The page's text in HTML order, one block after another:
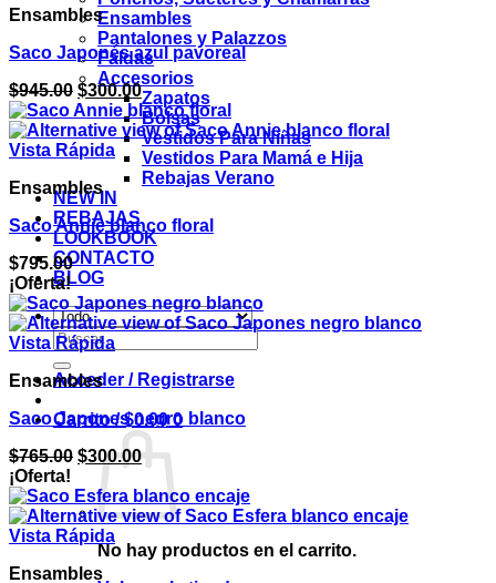
Ensambles
Pantalones y Palazzos
Faldas
Accesorios
Zapatos
Bolsas
Vestidos Para Niñas
Vestidos Para Mamá e Hija
Rebajas Verano
NEW IN
REBAJAS
LOOKBOOK
CONTACTO
BLOG
Buscar
por:
Acceder / Registrarse
Carrito /$0.00 0
No hay productos en el carrito.
Ensambles
Saco Japonés azul pavoreal
$945.00 El
precio
original
era:
$945.00.
$300.00El
precio
actual
es:
$300.00.
Vista Rápida
Ensambles
Saco Annie blanco floral
$795.00
¡Oferta!
Vista Rápida
Ensambles
Saco Japones negro blanco
$765.00 El
original
era:
$765.00.
$300.00El
actual
es:
¡Oferta!
Vista Rápida
Ensambles